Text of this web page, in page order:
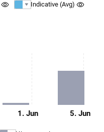
Indicative (Avg)
1. Jun 5. Jun